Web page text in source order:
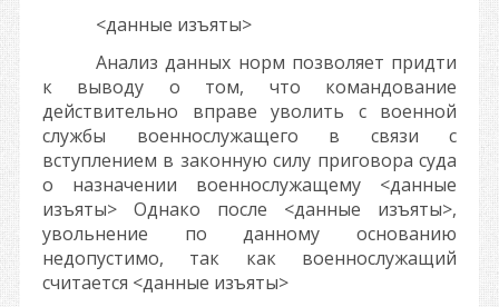
<данные изъяты>
Анализ данных норм позволяет придти
к выводу о том, что командование
действительно вправе уволить с военной
службы военнослужащего в связи с
вступлением в законную силу приговора суда
о назначении военнослужащему <данные
изъяты> Однако после <данные изъяты>,
увольнение по данному основанию
недопустимо, так как военнослужащий
считается <данные изъяты>